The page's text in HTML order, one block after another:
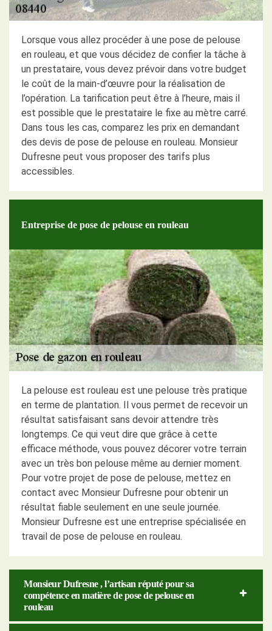
Lorsque vous allez procéder à une pose de pelouse
en rouleau, et que vous décidez de confier la tâche à
un prestataire, vous devez prévoir dans votre budget
le coût de la main-d’œuvre pour la réalisation de
l’opération. La tarification peut être à l’heure, mais il
est possible que le prestataire le fixe au mètre carré.
Dans tous les cas, comparez les prix en demandant
des devis de pose de pelouse en rouleau. Monsieur
Dufresne peut vous proposer des tarifs plus
accessibles.
Entreprise de pose de pelouse en rouleau
La pelouse est rouleau est une pelouse très pratique
en terme de plantation. Il vous permet de recevoir un
résultat satisfaisant sans devoir attendre très
longtemps. Ce qui veut dire que grâce à cette
efficace méthode, vous pouvez décorer votre terrain
avec un très bon pelouse même au dernier moment.
Pour votre projet de pose de pelouse, mettez en
contact avec Monsieur Dufresne pour obtenir un
résultat fiable seulement en une seule journée.
Monsieur Dufresne est une entreprise spécialisée en
travail de pose de pelouse en rouleau.
Monsieur Dufresne , l’artisan réputé pour sa
compétence en matière de pose de pelouse en
rouleau